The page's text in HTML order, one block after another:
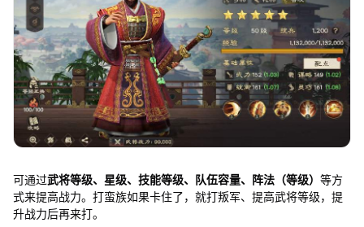
可通过武将等级、星级、技能等级、队伍容量、阵法（等级） 等方
式来提高战力。打蛮族如果卡住了，就打叛军、提高武将等级，提
升战力后再来打。